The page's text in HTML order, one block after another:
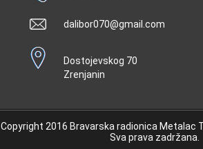
dalibor070@gmail.com
Dostojevskog 70
Zrenjanin
Copyright 2016 Bravarska radionica Metalac
Sva prava zadržana.